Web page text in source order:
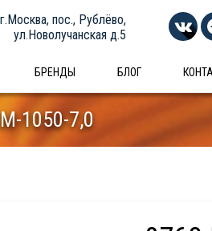
г.Москва, пос., Рублёво,
ул.Новолучанская д.5
БРЕНДЫ БЛОГ
1050-7,0